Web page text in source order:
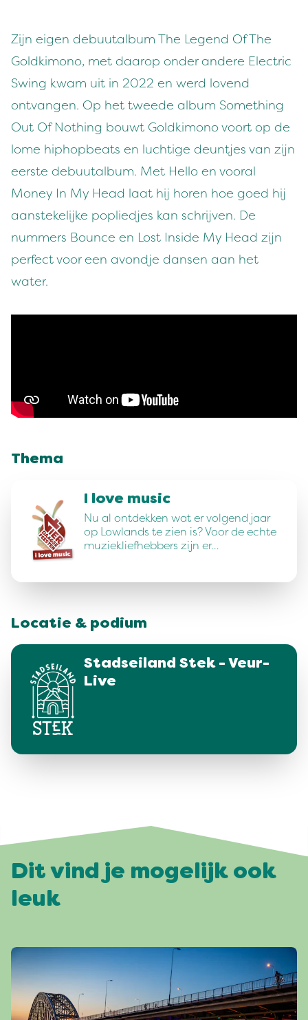
Zijn eigen debuutalbum The Legend Of The
Goldkimono, met daarop onder andere Electric
Swing kwam uit in 2022 en werd lovend
ontvangen. Op het tweede album Something
Out Of Nothing bouwt Goldkimono voort op de
lome hiphopbeats en luchtige deuntjes van zijn
eerste debuutalbum. Met Hello en vooral
Money In My Head laat hij horen hoe goed hij
aanstekelijke popliedjes kan schrijven. De
nummers Bounce en Lost Inside My Head zijn
perfect voor een avondje dansen aan het
water.
Thema
I love music
Nu al ontdekken wat er volgend jaar
op Lowlands te zien is? Voor de echte
muziekliefhebbers zijn er…
Locatie & podium
Stadseiland Stek - Veur-
Live
Dit vind je mogelijk ook
leuk